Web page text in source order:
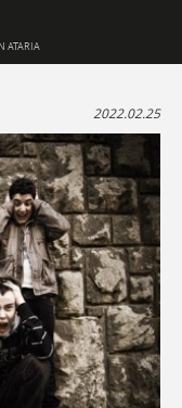
ATARIA
2022.02.25